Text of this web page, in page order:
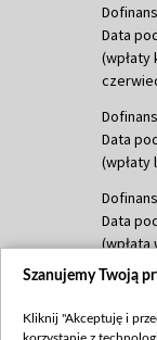
Data
(wpłaty
Data
(wpłaty
Data
(wpłata
(wpłata
Szanujemy Twoją
Kliknij "Akceptuję i